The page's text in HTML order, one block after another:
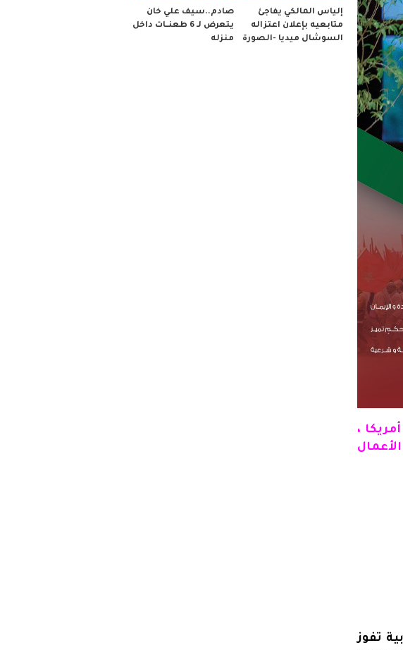
،
مغربية تفوز
إلياس المالكي يفاجئ
متابعيه بإعلان اعتزاله
السوشال ميديا -الصورة
صادم..سيف علي خان
يتعرض لـ 6 طعنــات داخل
منزله